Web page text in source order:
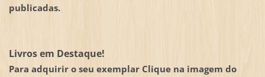
publicadas.
Livros em Destaque!
Para adquirir o seu exemplar Clique na imagem do